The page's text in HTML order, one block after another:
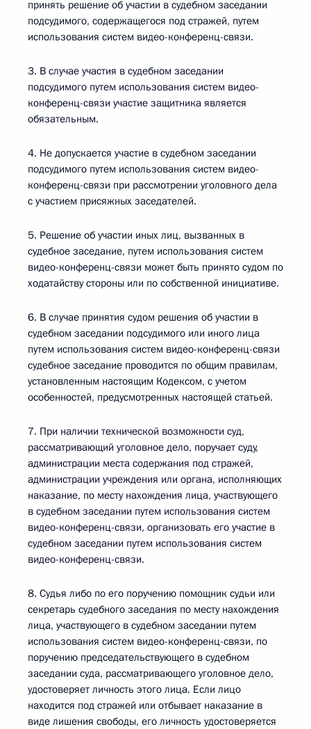
принять решение об участии в судебном заседании
подсудимого, содержащегося под стражей, путем
использования систем видео-конференц-связи.
3. В случае участия в судебном заседании
подсудимого путем использования систем видео-
конференц-связи участие защитника является
обязательным.
4. Не допускается участие в судебном заседании
подсудимого путем использования систем видео-
конференц-связи при рассмотрении уголовного дела
с участием присяжных заседателей.
5. Решение об участии иных лиц, вызванных в
судебное заседание, путем использования систем
видео-конференц-связи может быть принято судом по
ходатайству стороны или по собственной инициативе.
6. В случае принятия судом решения об участии в
судебном заседании подсудимого или иного лица
путем использования систем видео-конференц-связи
судебное заседание проводится по общим правилам,
установленным настоящим Кодексом, с учетом
особенностей, предусмотренных настоящей статьей.
7. При наличии технической возможности суд,
рассматривающий уголовное дело, поручает суду,
администрации места содержания под стражей,
администрации учреждения или органа, исполняющих
наказание, по месту нахождения лица, участвующего
в судебном заседании путем использования систем
видео-конференц-связи, организовать его участие в
судебном заседании путем использования систем
видео-конференц-связи.
8. Судья либо по его поручению помощник судьи или
секретарь судебного заседания по месту нахождения
лица, участвующего в судебном заседании путем
использования систем видео-конференц-связи, по
поручению председательствующего в судебном
заседании суда, рассматривающего уголовное дело,
удостоверяет личность этого лица. Если лицо
находится под стражей или отбывает наказание в
виде лишения свободы, его личность удостоверяется